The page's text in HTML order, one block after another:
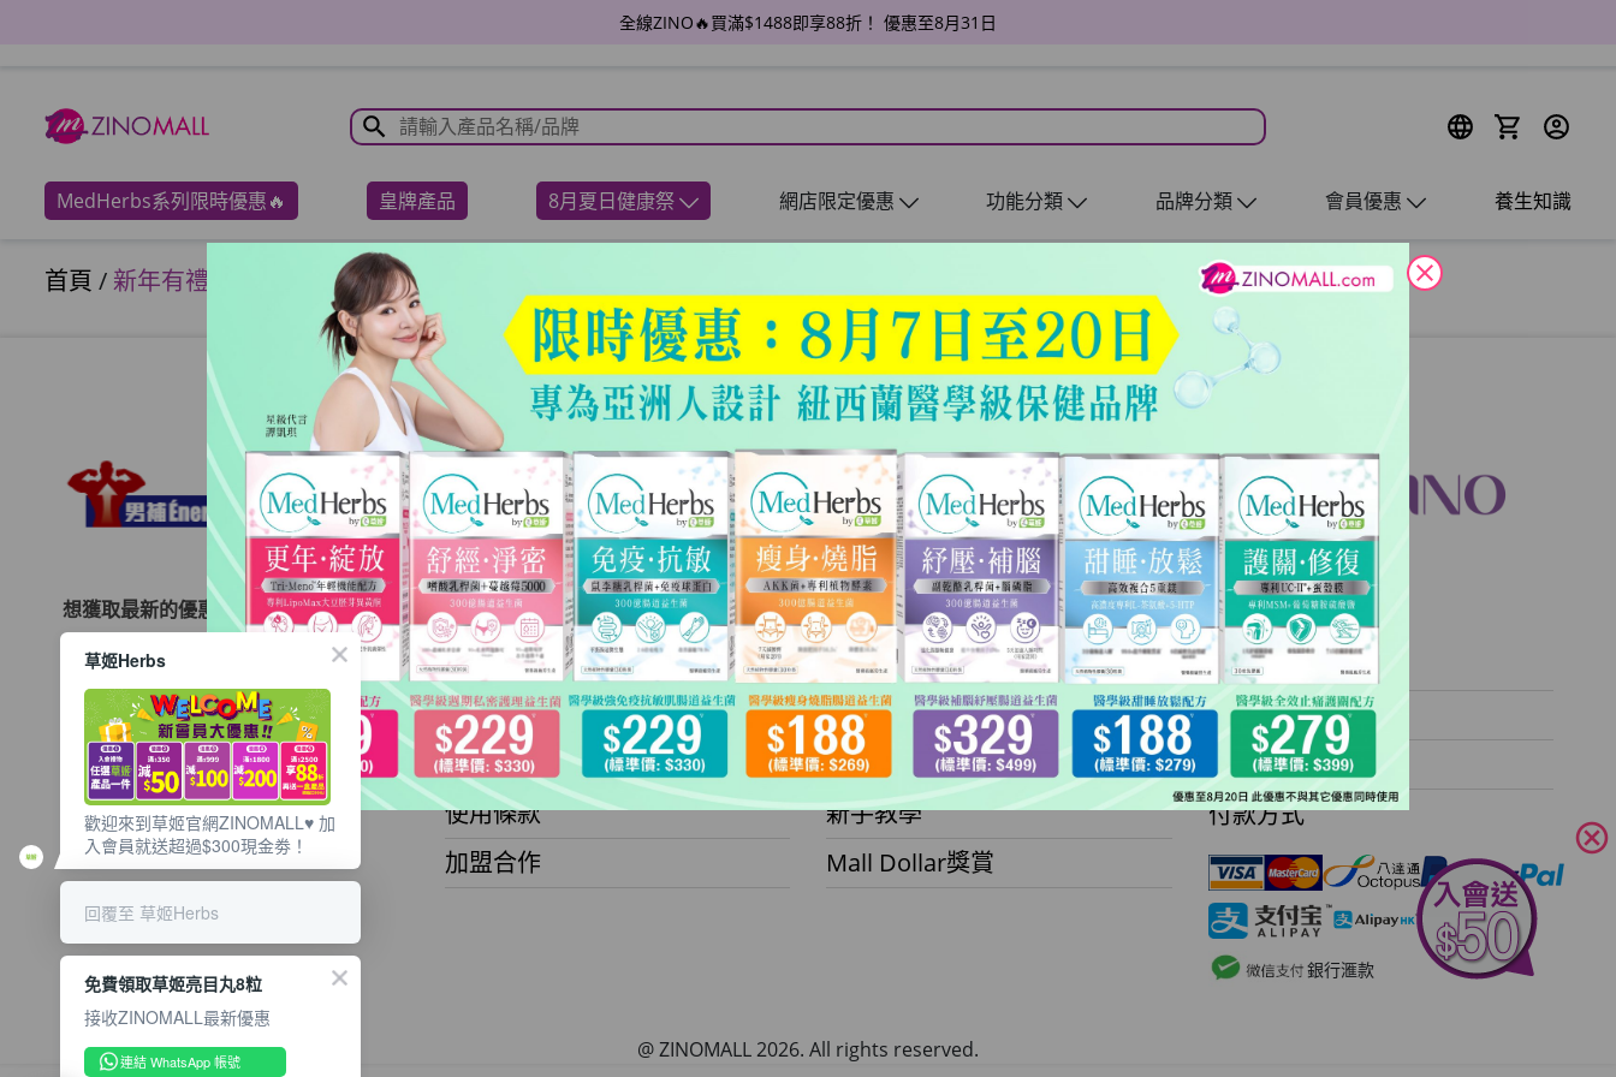
全線ZINO🔥買滿$1488即享88折！ 優惠至8月31日
MedHerbs系列限時優惠🔥 皇牌產品 8月夏日健康祭 網店限定優惠 功能分類 品牌分類 會員優惠 養生知識
首頁 /新年有禮
想獲取最新的優惠資訊？
立即訂閱電子郵件!
關於ZINOMALL
關於我們
聯繫我們
服務條款及隱私政策
使用條款
加盟合作
會員
帳戶資料
訂單記錄
迎新優惠
新手教學
Mall Dollar獎賞
客戶服務
運費計算
退貨安排
常見問題
付款方式
銀行滙款
@ ZINOMALL 2026. All rights reserved.
close
cancel
草姬Herbs
歡迎來到草姬官網ZINOMALL♥️ 加
入會員就送超過$300現金劵！
回覆至 草姬Herbs
免費領取草姬亮目丸8粒
接收ZINOMALL最新優惠
連結 WhatsApp 帳號